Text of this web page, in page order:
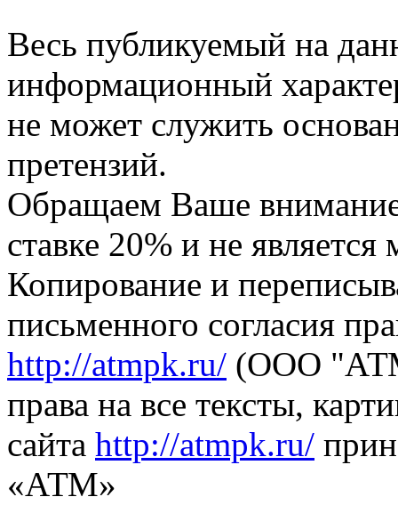
Весь публикуемый на
информационный
не может служить
претензий.
Обращаем Ваше
ставке 20% и не
Копирование и
письменного согласия
http://atmpk.ru/ (ООО
права на все тексты,
сайта http://atmpk.ru/
«АТМ»